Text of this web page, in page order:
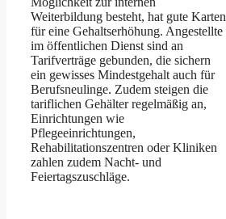
Weiterbildung besteht, hat gute Karten
für eine Gehaltserhöhung. Angestellte
im öffentlichen Dienst sind an
Tarifverträge gebunden, die sichern
ein gewisses Mindestgehalt auch für
Berufsneulinge. Zudem steigen die
tariflichen Gehälter regelmäßig an,
Einrichtungen wie
Pflegeeinrichtungen,
Rehabilitationszentren oder Kliniken
zahlen zudem Nacht- und
Feiertagszuschläge.